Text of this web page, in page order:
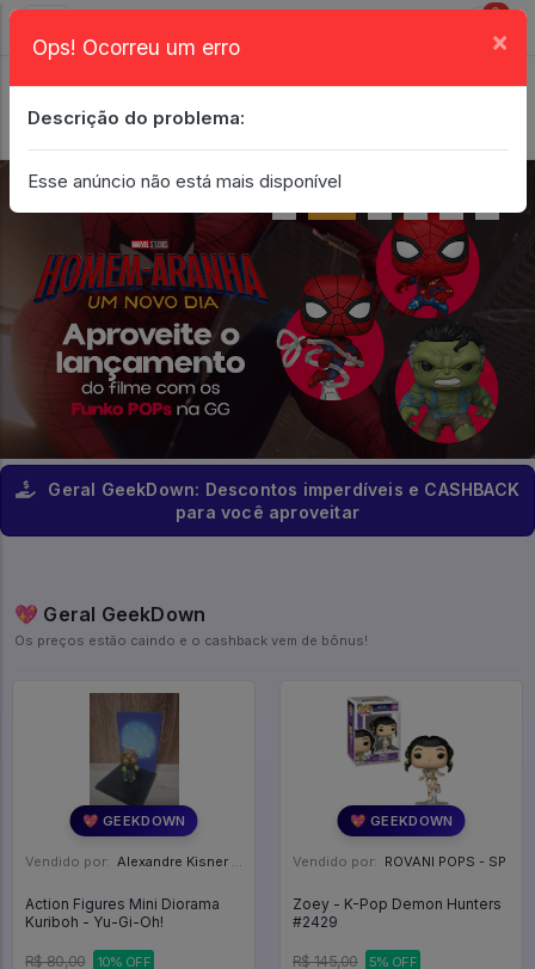
0
Geral GeekDown: Descontos imperdíveis e CASHBACK
para você aproveitar
💖 Geral GeekDown
Os preços estão caindo e o cashback vem de bônus!
💖 GEEKDOWN
Vendido por: Alexandre Kisner - PR
Action Figures Mini Diorama
Kuriboh - Yu-Gi-Oh!
R$ 80,00 10% OFF
💖 GEEKDOWN
Vendido por: ROVANI POPS - SP
Zoey - K-Pop Demon Hunters
#2429
R$ 145,00 5% OFF
Ops! Ocorreu um erro ×
Descrição do problema:
Esse anúncio não está mais disponível